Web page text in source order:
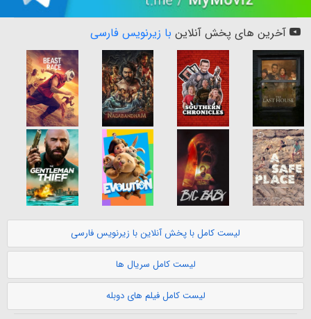
آخرین های پخش آنلاین با زیرنویس فارسی
لیست کامل با پخش آنلاین با زیرنویس فارسی
لیست کامل سریال ها
لیست کامل فیلم های دوبله